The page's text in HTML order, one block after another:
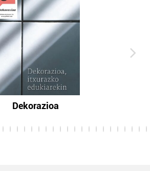
Dekorazioa